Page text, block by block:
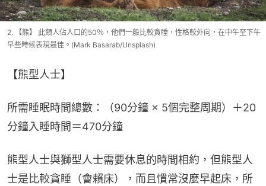
2. 【熊】 此類人佔人口的50％，他們一般比較貪睡，性格較外向，在中午至下午
早些時候表現最佳。(Mark Basarab/Unsplash)
【熊型人士】
所需睡眠時間總數：（90分鐘 × 5個完整周期）＋20
分鐘入睡時間＝470分鐘
熊型人士與獅型人士需要休息的時間相約，但熊型人
士是比較貪睡（會賴床），而且慣常沒麼早起床，所